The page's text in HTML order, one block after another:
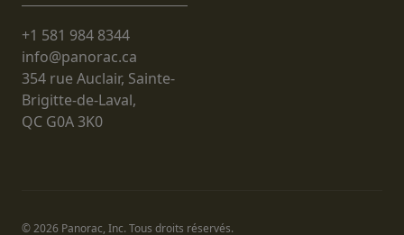
+1 581 984 8344
info@panorac.ca
354 rue Auclair, Sainte-
Brigitte-de-Laval,
QC G0A 3K0
© 2026 Panorac, Inc. Tous droits réservés.